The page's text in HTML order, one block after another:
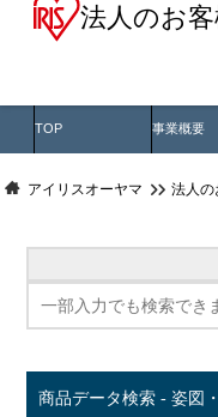
法人のお
TOP 事業概要
アイリスオーヤマ 法人
商品データ検索 - 姿図